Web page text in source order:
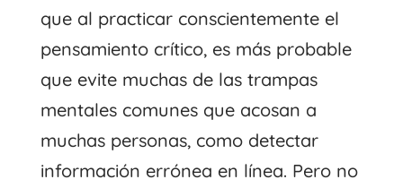
que al practicar conscientemente el
pensamiento crítico, es más probable
que evite muchas de las trampas
mentales comunes que acosan a
muchas personas, como detectar
información errónea en línea. Pero no